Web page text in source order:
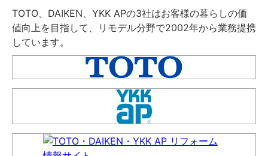
TOTO、DAIKEN、YKK APの3社はお客様の暮らしの価
値向上を目指して、リモデル分野で2002年から業務提携
しています。